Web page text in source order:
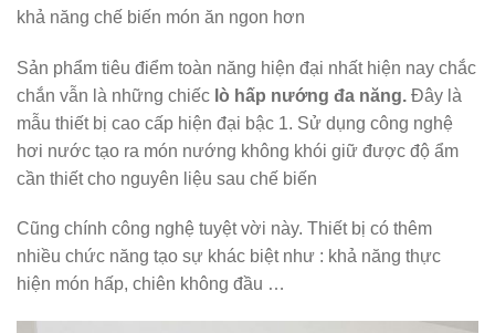
khả năng chế biến món ăn ngon hơn
Sản phẩm tiêu điểm toàn năng hiện đại nhất hiện nay chắc
chắn vẫn là những chiếc lò hấp nướng đa năng. Đây là
mẫu thiết bị cao cấp hiện đại bậc 1. Sử dụng công nghệ
hơi nước tạo ra món nướng không khói giữ được độ ẩm
cần thiết cho nguyên liệu sau chế biến
Cũng chính công nghệ tuyệt vời này. Thiết bị có thêm
nhiều chức năng tạo sự khác biệt như : khả năng thực
hiện món hấp, chiên không đầu …